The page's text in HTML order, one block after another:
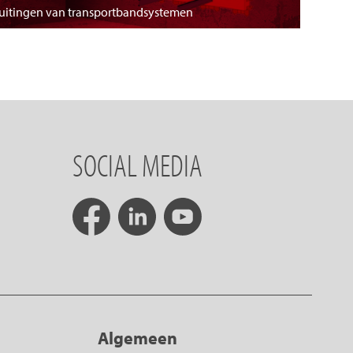
van transportbandsystemen
SOCIAL MEDIA
Algemeen